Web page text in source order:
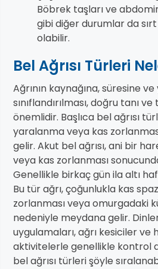
Böbrek taşları ve
gibi diğer durumlar da sırt
olabilir.
Bel Ağrısı Türleri
Ağrının kaynağına, süresine ve
sınıflandırılması, doğru tanı
önemlidir. Başlıca bel ağrısı
yaralanma veya kas
gelir. Akut bel ağrısı, ani bir
veya kas zorlanması
Genellikle birkaç gün ila altı
Bu tür ağrı, çoğunlukla kas
zorlanması veya omurgadaki
nedeniyle meydana gelir.
uygulamaları, ağrı kesiciler ve
aktivitelerle genellikle kontrol
bel ağrısı türleri şöyle